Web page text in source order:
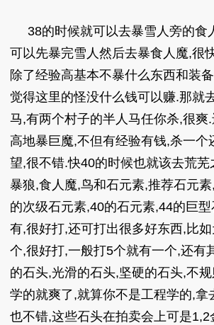
38的时候就可以去暴雪人旁的食
可以先暴完雪人然后去暴食人魔,很
除了经验高基本不暴什么东西和装
觉得这里的怪没什么钱可以赚.那就
马,有两个村子的半人马任你杀,很爽
高地暴巨魔,不但有经验有钱,杀一个
望,很不错.快40的时候也就该去荒芜
暴狼,食人魔,鸟和石元素,推荐石元
的次级石元素,40的石元素,44的巨
有,很好打,还可打出很多好东西,比
个,很好打,一般打5个就有一个,还有
的石头,光滑的石头,坚硬的石头,不
学的就爽了,就算你不是工程学的,拿
也不错,这些石头在拍卖会上可是1,2